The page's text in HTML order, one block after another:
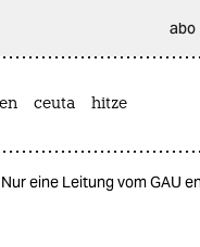
abo
ceuta hitze
eine Leitung vom GAU